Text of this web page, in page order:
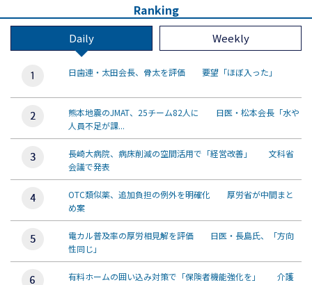
Ranking
Daily Weekly
日歯連・太田会長、骨太を評価 要望「ほぼ入った」
熊本地震のJMAT、25チーム82人に 日医・松本会長「水や
人員不足が課...
長崎大病院、病床削減の空間活用で「経営改善」 文科省
会議で発表
OTC類似薬、追加負担の例外を明確化 厚労省が中間まと
め案
電カル普及率の厚労相見解を評価 日医・長島氏、「方向
性同じ」
有料ホームの囲い込み対策で「保険者機能強化を」 介護